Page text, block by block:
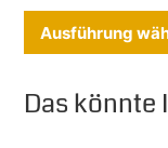
Ausführung
Das könnte